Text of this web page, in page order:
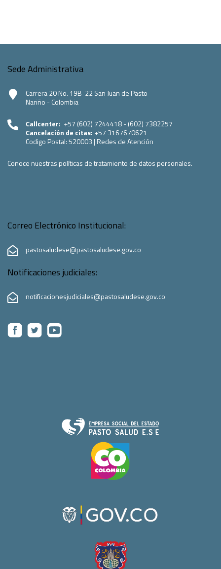
Sede Administrativa
Carrera 20 No. 19B-22 San Juan de Pasto
Nariño - Colombia
Callcenter: +57 (602) 7244418 - (602) 7382257
Cancelación de citas: +57 3167670621
Codigo Postal:520003 | Redes de Atención
Conoce nuestras políticas de tratamiento de datos personales.
Correo Electrónico Institucional:
pastosaludese@pastosaludese.gov.co
Notificaciones judiciales:
notificacionesjudiciales@pastosaludese.gov.co